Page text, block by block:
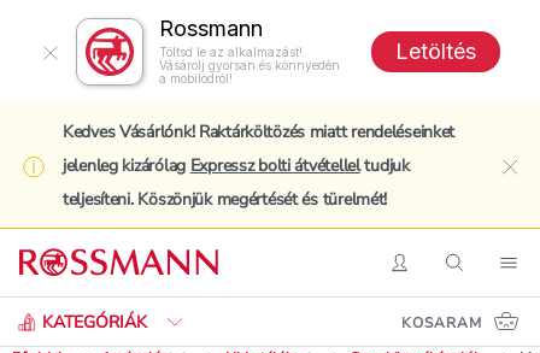
Rossmann
Töltsd le az alkalmazást!
Vásárolj gyorsan és könnyedén
a mobilodról!
Letöltés
Kedves Vásárlónk! Raktárköltözés miatt rendeléseinket
jelenleg kizárólag Expressz bolti átvételleltudjuk
teljesíteni. Köszönjük megértését és türelmét!
BelépésKeresés
KATEGÓRIÁK
Keresés
KOSARAM